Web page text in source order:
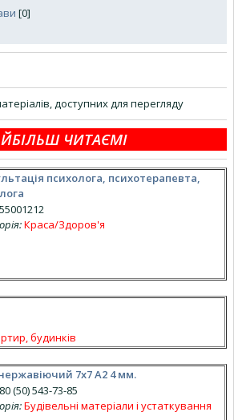
[0]
доступних для перегляду
ЧИТАЄМІ
психолога, психотерапевта,
Краса/Здоров'я
будинків
7х7 А2 4 мм.
(50) 543-73-85
Будівельні матеріали і устаткування